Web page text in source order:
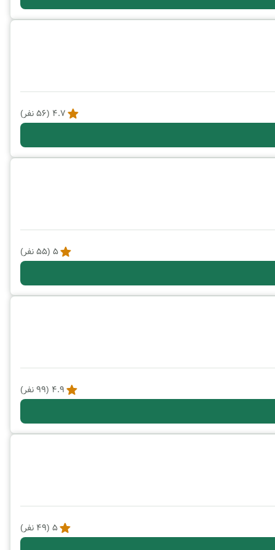
4.7
(
56نفر)
5
(
55نفر)
4.9
(
99نفر)
5
(
49 نفر)